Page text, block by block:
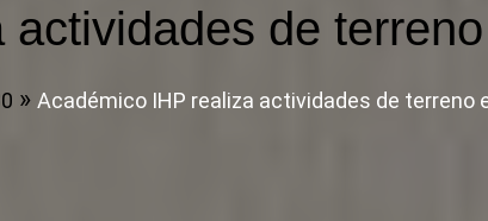
de
Académico IHP realiza actividades de terreno